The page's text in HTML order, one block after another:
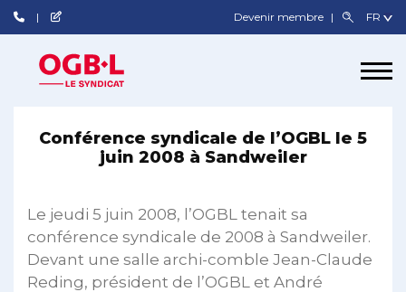
Devenir membre
Conférence syndicale de l’OGBL le 5
juin 2008 à Sandweiler
Le jeudi 5 juin 2008, l’OGBL tenait sa
conférence syndicale de 2008 à Sandweiler.
Devant une salle archi-comble Jean-Claude
Reding, président de l’OGBL et André